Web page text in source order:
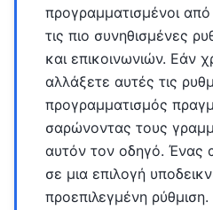
προγραμματισμένοι
τις πιο συνηθισμένες
και επικοινωνιών. Εάν
αλλάξετε αυτές τις
προγραμματισμός
σαρώνοντας τους
αυτόν τον οδηγό. Ένας
σε μια επιλογή
προεπιλεγμένη ρύθμιση.